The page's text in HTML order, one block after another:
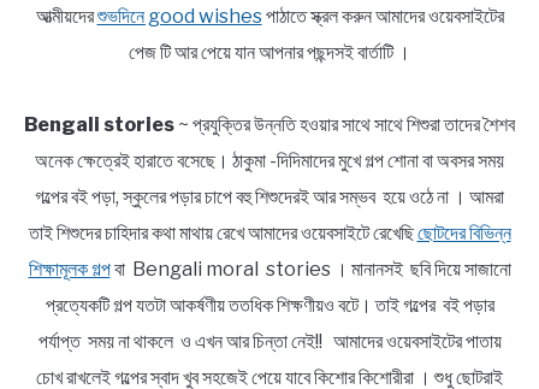
আত্মীয়দেরশুভদিনে good wishesপাঠাতে স্ক্রল করুন আমাদের ওয়েবসাইটের
পেজ টি আর পেয়ে যান আপনার পছন্দসই বার্তাটি ।
Bengali stories ~ প্রযুক্তির উন্নতি হওয়ার সাথে সাথে শিশুরা তাদের শৈশব
অনেক ক্ষেত্রেই হারাতে বসেছে। ঠাকুমা -দিদিমাদের মুখে গল্প শোনা বা অবসর সময়
গল্পের বই পড়া, স্কুলের পড়ার চাপে বহু শিশুদেরই আর সম্ভব হয়ে ওঠে না । আমরা
তাই শিশুদের চাহিদার কথা মাথায় রেখে আমাদের ওয়েবসাইটে রেখেছিছোটদের বিভিন্ন
শিক্ষামূলক গল্পবা Bengali moral stories । মানানসই ছবি দিয়ে সাজানো
প্রত্যেকটি গল্প যতটা আকর্ষণীয় ততধিক শিক্ষণীয়ও বটে। তাই গল্পের বই পড়ার
পর্যাপ্ত সময় না থাকলে ও এখন আর চিন্তা নেই!! আমাদের ওয়েবসাইটের পাতায়
চোখ রাখলেই গল্পের স্বাদ খুব সহজেই পেয়ে যাবে কিশোর কিশোরীরা । শুধু ছোটরাই